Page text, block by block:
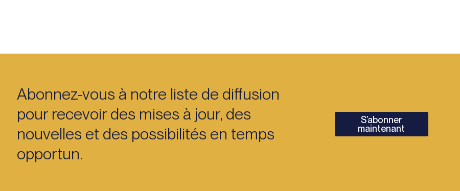
Abonnez-vous à notre liste de diffusion
pour recevoir des mises à jour, des
nouvelles et des possibilités en temps
opportun.
S’abonner
maintenant